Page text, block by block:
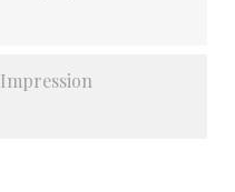
Impression